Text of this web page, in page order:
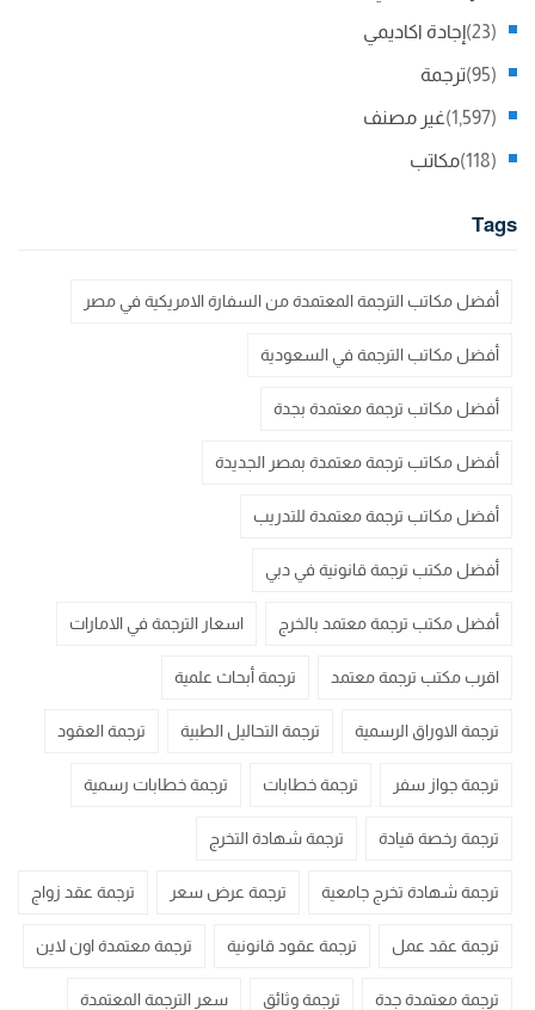
إجادة اكاديمي (23)
ترجمة (95)
غير مصنف (1,597)
مكاتب (118)
Tags
أفضل مكاتب الترجمة المعتمدة من السفارة الامريكية في مصر
أفضل مكاتب الترجمة في السعودية
أفضل مكاتب ترجمة معتمدة بجدة
أفضل مكاتب ترجمة معتمدة بمصر الجديدة
أفضل مكاتب ترجمة معتمدة للتدريب
أفضل مكتب ترجمة قانونية في دبي
أفضل مكتب ترجمة معتمد بالخرج اسعار الترجمة في الامارات
اقرب مكتب ترجمة معتمد ترجمة أبحاث علمية
ترجمة الاوراق الرسمية ترجمة التحاليل الطبية ترجمة العقود
ترجمة جواز سفر ترجمة خطابات ترجمة خطابات رسمية
ترجمة رخصة قيادة ترجمة شهادة التخرج
ترجمة شهادة تخرج جامعية ترجمة عرض سعر ترجمة عقد زواج
ترجمة عقد عمل ترجمة عقود قانونية ترجمة معتمدة اون لاين
ترجمة معتمدة جدة ترجمة وثائق سعر الترجمة المعتمدة